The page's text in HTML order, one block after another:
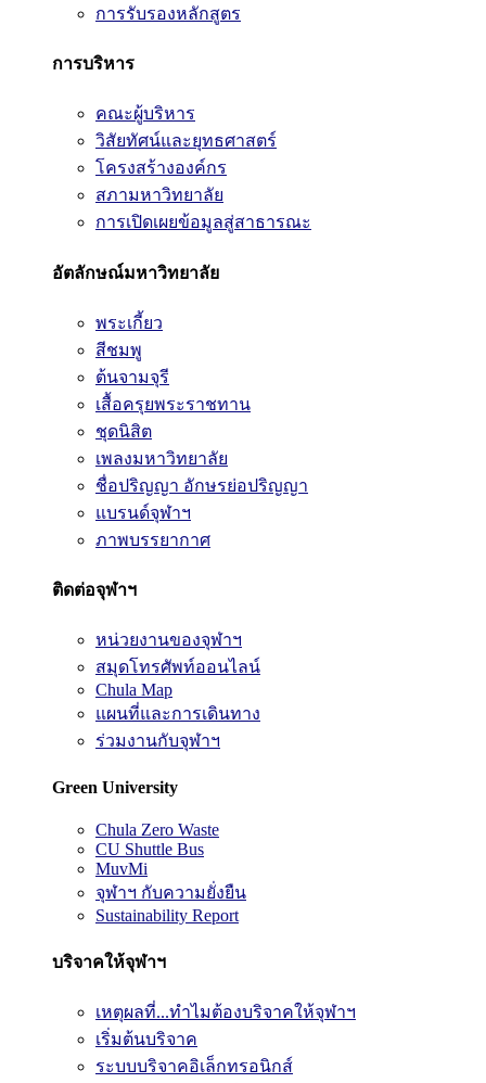
การรับรองหลักสูตร
การบริหาร
คณะผู้บริหาร
วิสัยทัศน์และยุทธศาสตร์
โครงสร้างองค์กร
สภามหาวิทยาลัย
การเปิดเผยข้อมูลสู่สาธารณะ
อัตลักษณ์มหาวิทยาลัย
พระเกี้ยว
สีชมพู
ต้นจามจุรี
เสื้อครุยพระราชทาน
ชุดนิสิต
เพลงมหาวิทยาลัย
ชื่อปริญญา อักษรย่อปริญญา
แบรนด์จุฬาฯ
ภาพบรรยากาศ
ติดต่อจุฬาฯ
หน่วยงานของจุฬาฯ
สมุดโทรศัพท์ออนไลน์
Chula Map
แผนที่และการเดินทาง
ร่วมงานกับจุฬาฯ
Green University
Chula Zero Waste
CU Shuttle Bus
MuvMi
จุฬาฯ กับความยั่งยืน
Sustainability Report
บริจาคให้จุฬาฯ
เหตุผลที่...ทำไมต้องบริจาคให้จุฬาฯ
เริ่มต้นบริจาค
ระบบบริจาคอิเล็กทรอนิกส์